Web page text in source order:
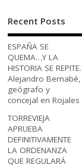
Recent Posts
ESPAÑA SE
QUEMA…Y LA
HISTORIA SE REPITE.
Alejandro Bernabé,
geógrafo y
concejal en Rojales
TORREVIEJA
APRUEBA
DEFINITIVAMENTE
LA ORDENANZA
QUE REGULARÁ